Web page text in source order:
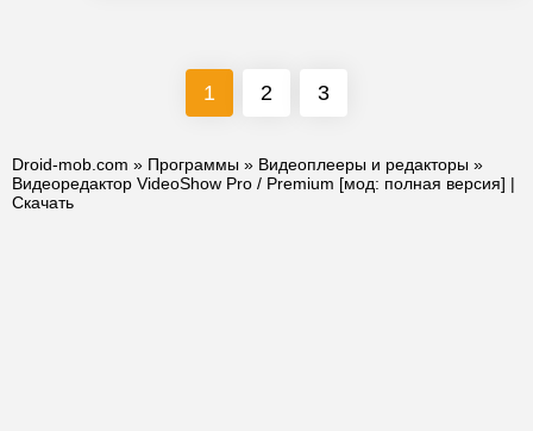
1 2 3
Droid-mob.com » Программы » Видеоплееры и редакторы »
Видеоредактор VideoShow Pro / Premium [мод: полная версия] |
Скачать